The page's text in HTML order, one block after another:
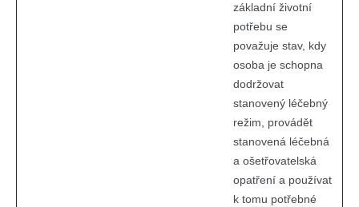
základní životní
potřebu se
považuje stav, kdy
osoba je schopna
dodržovat
stanovený léčebný
režim, provádět
stanovená léčebná
a ošetřovatelská
opatření a používat
k tomu potřebné